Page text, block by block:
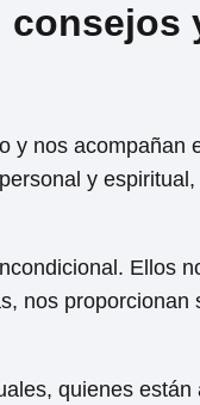
consejos
y nos acompañan
y
Ellos
nos proporcionan
quienes están